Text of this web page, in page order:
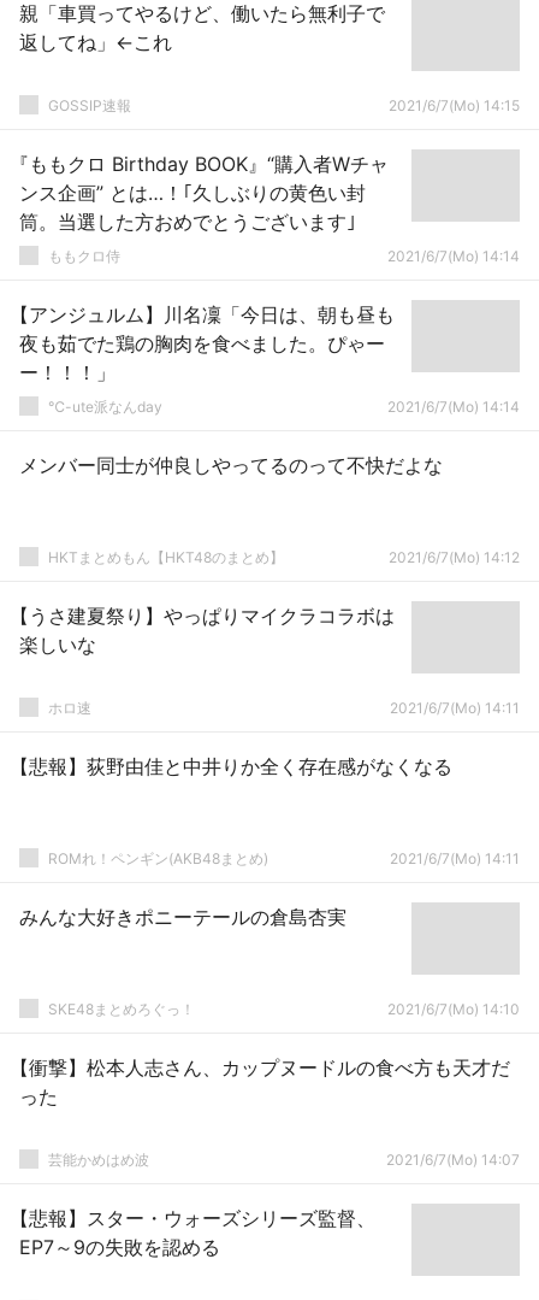
親「車買ってやるけど、働いたら無利子で
返してね」←これ
GOSSIP速報 2021/6/7(Mo) 14:15
『ももクロ Birthday BOOK』“購入者Wチャ
ンス企画” とは…！｢久しぶりの黄色い封
筒。当選した方おめでとうございます｣
ももクロ侍 2021/6/7(Mo) 14:14
【アンジュルム】川名凜「今日は、朝も昼も
夜も茹でた鶏の胸肉を食べました。ぴゃー
ー！！！」
℃-ute派なんday 2021/6/7(Mo) 14:14
メンバー同士が仲良しやってるのって不快だよな
HKTまとめもん【HKT48のまとめ】 2021/6/7(Mo) 14:12
【うさ建夏祭り】やっぱりマイクラコラボは
楽しいな
ホロ速 2021/6/7(Mo) 14:11
【悲報】荻野由佳と中井りか全く存在感がなくなる
ROMれ！ペンギン(AKB48まとめ) 2021/6/7(Mo) 14:11
みんな大好きポニーテールの倉島杏実
SKE48まとめろぐっ！ 2021/6/7(Mo) 14:10
【衝撃】松本人志さん、カップヌードルの食べ方も天才だ
った
芸能かめはめ波 2021/6/7(Mo) 14:07
【悲報】スター・ウォーズシリーズ監督、
EP7～9の失敗を認める